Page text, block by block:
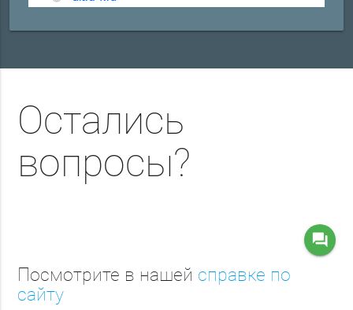
Остались
вопросы?
question_answer
Посмотрите в нашей справке по
сайту